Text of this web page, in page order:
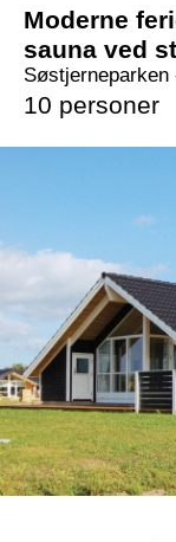
Moderne
sauna ved
Søstjerneparken
10 personer